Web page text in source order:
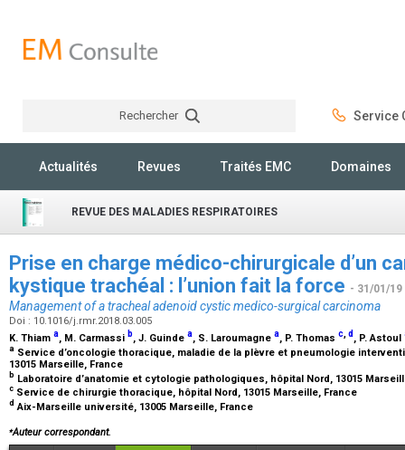
Rechercher Service
Actualités Revues Traités EMC Domaines
REVUE DES MALADIES RESPIRATOIRES
Prise en charge médico-chirurgicale d’un
kystique trachéal : l’union fait la force - 31/01/19
Management of a tracheal adenoid cystic medico-surgical carcinoma
Doi : 10.1016/j.rmr.2018.03.005
K. Thiam a, M. Carmassi b, J. Guinde a, S. Laroumagne a, P. Thomas c,d , P. Astoul
a Service d’oncologie thoracique, maladie de la plèvre et pneumologie
13015 Marseille, France
b Laboratoire d’anatomie et cytologie pathologiques, hôpital Nord, 13015
c Service de chirurgie thoracique, hôpital Nord, 13015 Marseille, France
d Aix-Marseille université, 13005 Marseille, France
⁎Auteur correspondant.